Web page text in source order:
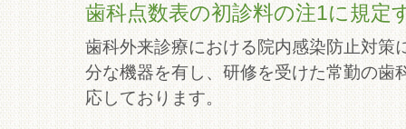
歯科点数表の初診料の注1に規定
歯科外来診療における院内感染防止対策
分な機器を有し、研修を受けた常勤の歯
応しております。